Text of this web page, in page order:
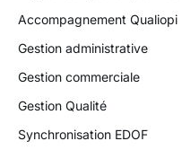
Accompagnement Qualiopi
Gestion administrative
Gestion commerciale
Gestion Qualité
Synchronisation EDOF